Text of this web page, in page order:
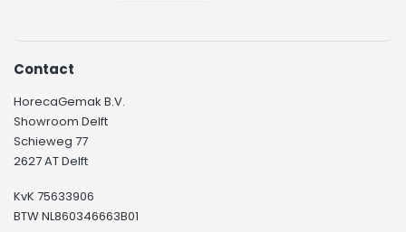
Contact
HorecaGemak B.V.
Showroom Delft
Schieweg 77
2627 AT Delft
KvK 75633906
BTW NL860346663B01